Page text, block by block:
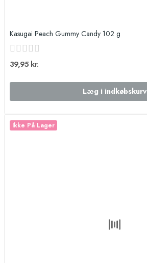
Kasugai Peach Gummy Candy 102 g
39,95 kr.
Læg i indkøbskurv
Ikke På Lager